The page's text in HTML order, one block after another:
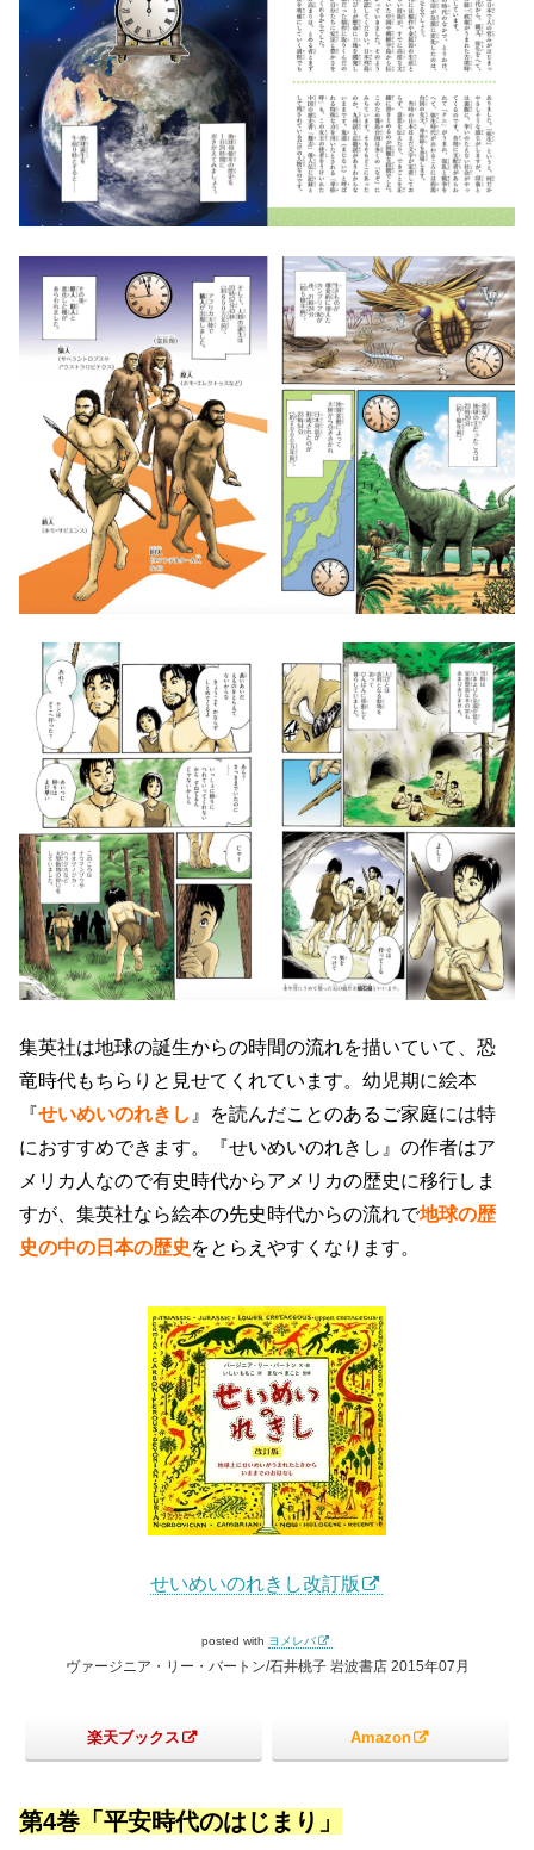
集英社は地球の誕生からの時間の流れを描いていて、恐
竜時代もちらりと見せてくれています。幼児期に絵本
『せいめいのれきし 』を読んだことのあるご家庭には特
におすすめできます。『せいめいのれきし』の作者はア
メリカ人なので有史時代からアメリカの歴史に移行しま
すが、集英社なら絵本の先史時代からの流れで地球の歴
史の中の日本の歴史 をとらえやすくなります。
せいめいのれきし改訂版
posted with ヨメレバ
ヴァージニア・リー・バートン/石井桃子 岩波書店 2015年07月
楽天ブックス Amazon
第4巻「平安時代のはじまり」